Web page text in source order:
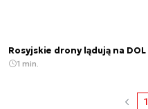
Rosyjskie drony lądują na DOL
1 min.
1